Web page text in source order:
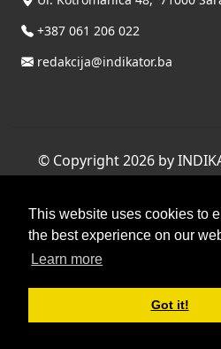
This website uses cookies to
the best experience on our
Learn more
Got it!
+387 061 206 022
redakcija@indikator.ba
© Copyright 2026 by
Terms Of Use|
Powered by THYME